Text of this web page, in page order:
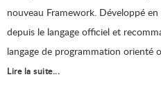
nouveau Framework. Développé
depuis le langage officiel et
langage de programmation orienté
Lire la suite...